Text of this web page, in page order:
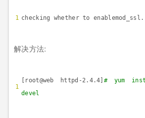
1 checking whether to
解决方法:
1
[root@web httpd-2.4.4] # yum
devel